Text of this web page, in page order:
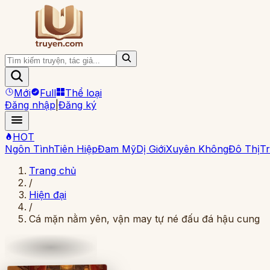
Mới Full
Thể loại
Đăng nhập Đăng ký
HOT
Ngôn TìnhTiên HiệpĐam MỹDị GiớiXuyên KhôngĐô Thị
Trang chủ
/
Hiện đại
/
Cá mặn nằm yên, vận may tự né đấu đá hậu cung